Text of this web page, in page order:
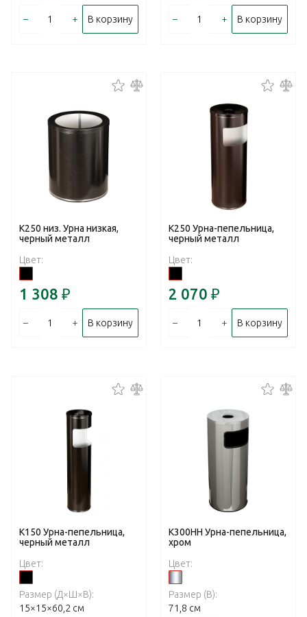
– + В корзину – + В корзину
К250 низ. Урна низкая,
черный металл
Цвет:
1 308 ₽
– + В корзину
К250 Урна-пепельница,
черный металл
Цвет:
2 070 ₽
– + В корзину
К150 Урна-пепельница,
черный металл
Цвет:
Размер (Д×Ш×В):
15×15×60,2 см
К300НН Урна-пепельница,
хром
Цвет:
Размер (В):
71,8 см